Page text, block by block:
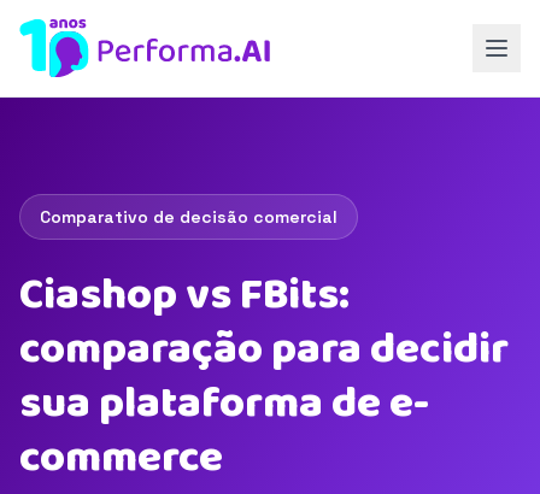
Comparativo de decisão comercial
Ciashop vs FBits:
comparação para decidir
sua plataforma de e-
commerce